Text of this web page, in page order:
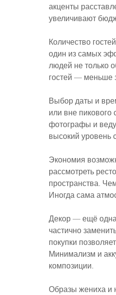
акценты
увеличивают
Количество
один из самых
людей не только
гостей — меньше
Выбор даты и
или вне пикового
фотографы и
высокий уровень
Экономия
рассмотреть
пространства.
Иногда сама
Декор — ещё одна
частично
покупки
Минимализм и
композиции.
Образы жениха и